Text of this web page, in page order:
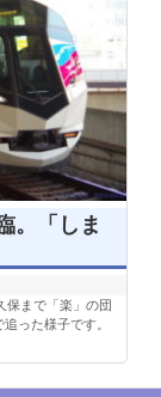
。「しま
保まで「楽」の団
った様子です。